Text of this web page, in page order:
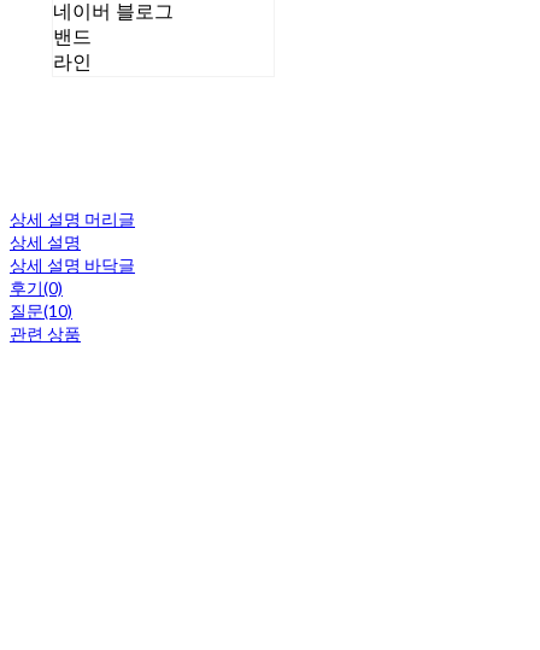
네이버 블로그
밴드
라인
상세 설명 머리글
상세 설명
상세 설명 바닥글
후기(0)
질문(10)
관련 상품